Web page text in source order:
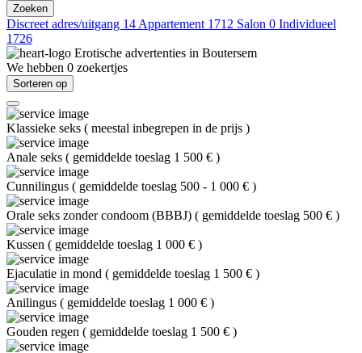
Zoeken
Discreet adres/uitgang 14 Appartement 1712 Salon 0 Individueel
1726
Erotische advertenties in Boutersem
We hebben 0 zoekertjes
Sorteren op
Klassieke seks ( meestal inbegrepen in de prijs )
Anale seks ( gemiddelde toeslag 1 500 € )
Cunnilingus ( gemiddelde toeslag 500 - 1 000 € )
Orale seks zonder condoom (BBBJ) ( gemiddelde toeslag 500 € )
Kussen ( gemiddelde toeslag 1 000 € )
Ejaculatie in mond ( gemiddelde toeslag 1 500 € )
Anilingus ( gemiddelde toeslag 1 000 € )
Gouden regen ( gemiddelde toeslag 1 500 € )